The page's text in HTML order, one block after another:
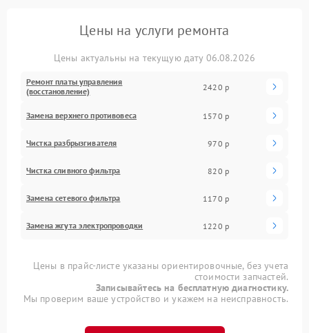
Цены на услуги ремонта
Цены актуальны на текущую дату 06.08.2026
Ремонт платы управления
(восстановление)
2420 р
Замена верхнего противовеса 1570 р
Чистка разбрызгивателя 970 р
Чистка сливного фильтра 820 р
Замена сетевого фильтра 1170 р
Замена жгута электропроводки 1220 р
Цены в прайс-листе указаны ориентировочные, без учета
стоимости запчастей.
Записывайтесь на бесплатную диагностику.
Мы проверим ваше устройство и укажем на неисправность.